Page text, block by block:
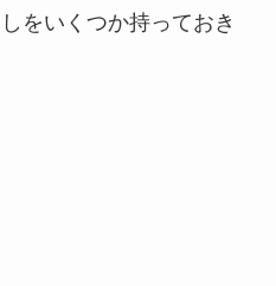
をいくつか持っておき